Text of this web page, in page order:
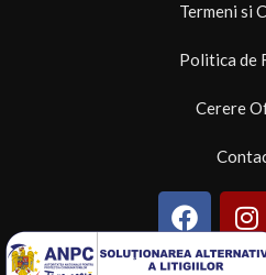
Termeni si
Politica de
Cerere